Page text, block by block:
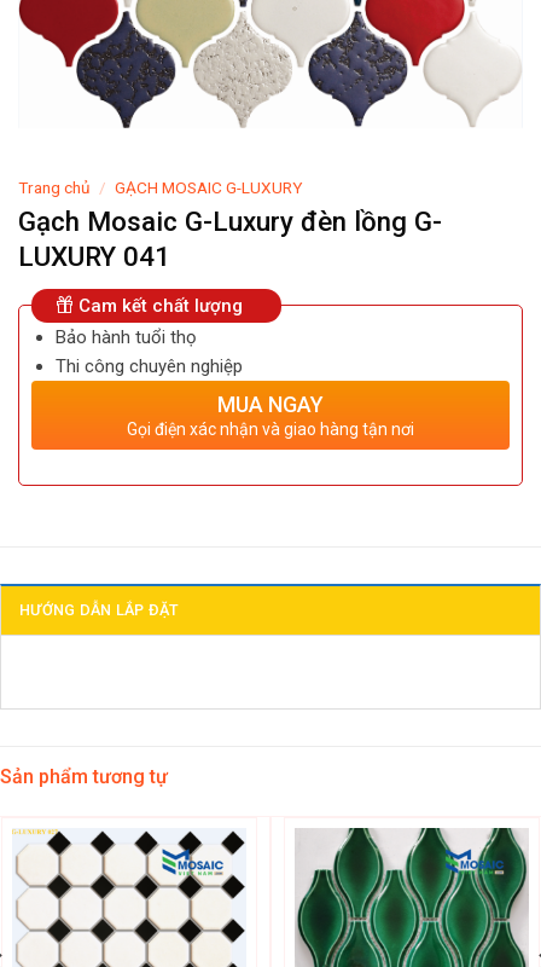
Trang chủ / GẠCH MOSAIC G-LUXURY
Gạch Mosaic G-Luxury đèn lồng G-
LUXURY 041
Cam kết chất lượng
Bảo hành tuổi thọ
Thi công chuyên nghiệp
MUA NGAY
Gọi điện xác nhận và giao hàng tận nơi
HƯỚNG DẪN LẮP ĐẶT
Sản phẩm tương tự